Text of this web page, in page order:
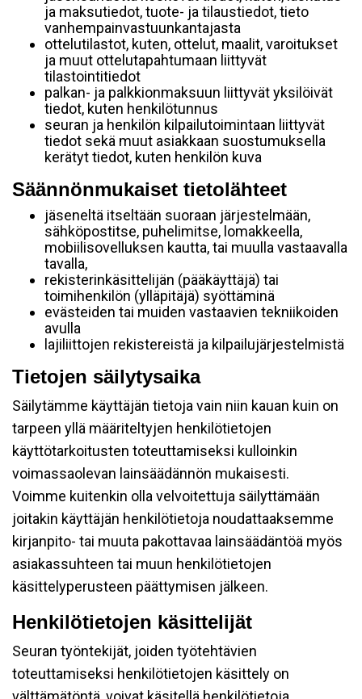
ja maksutiedot, tuote- ja tilaustiedot, tieto
vanhempainvastuunkantajasta
ottelutilastot, kuten, ottelut, maalit, varoitukset
ja muut ottelutapahtumaan liittyvät
tilastointitiedot
palkan- ja palkkionmaksuun liittyvät yksilöivät
tiedot, kuten henkilötunnus
seuran ja henkilön kilpailutoimintaan liittyvät
tiedot sekä muut asiakkaan suostumuksella
kerätyt tiedot, kuten henkilön kuva
Säännönmukaiset tietolähteet
jäseneltä itseltään suoraan järjestelmään,
sähköpostitse, puhelimitse, lomakkeella,
mobiilisovelluksen kautta, tai muulla vastaavalla
tavalla,
rekisterinkäsittelijän (pääkäyttäjä) tai
toimihenkilön (ylläpitäjä) syöttäminä
evästeiden tai muiden vastaavien tekniikoiden
avulla
lajiliittojen rekistereistä ja kilpailujärjestelmistä
Tietojen säilytysaika
Säilytämme käyttäjän tietoja vain niin kauan kuin on
tarpeen yllä määriteltyjen henkilötietojen
käyttötarkoitusten toteuttamiseksi kulloinkin
voimassaolevan lainsäädännön mukaisesti.
Voimme kuitenkin olla velvoitettuja säilyttämään
joitakin käyttäjän henkilötietoja noudattaaksemme
kirjanpito- tai muuta pakottavaa lainsäädäntöä myös
asiakassuhteen tai muun henkilötietojen
käsittelyperusteen päättymisen jälkeen.
Henkilötietojen käsittelijät
Seuran työntekijät, joiden työtehtävien
toteuttamiseksi henkilötietojen käsittely on